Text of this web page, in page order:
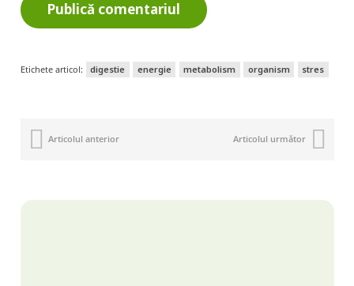
Publică comentariul
Etichete articol: digestie energie metabolism organism stres
Articolul anterior Articolul următor